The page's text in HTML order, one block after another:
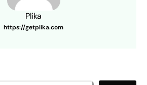
Plika
https://getplika.com